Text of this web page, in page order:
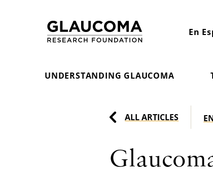
En
UNDERSTANDING GLAUCOMA
ALL ARTICLES